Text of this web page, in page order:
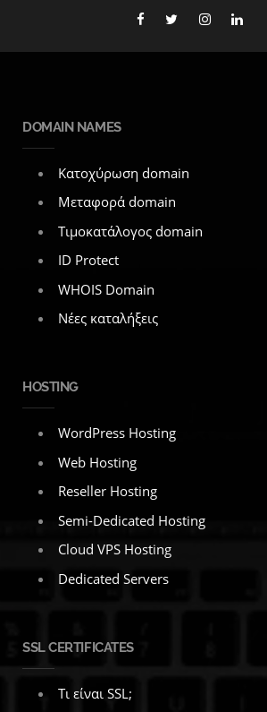
DOMAIN NAMES
Κατοχύρωση domain
Μεταφορά domain
Τιμοκατάλογος domain
ID Protect
WHOIS Domain
Νέες καταλήξεις
HOSTING
WordPress Hosting
Web Hosting
Reseller Hosting
Semi-Dedicated Hosting
Cloud VPS Hosting
Dedicated Servers
SSL CERTIFICATES
Τι είναι SSL;